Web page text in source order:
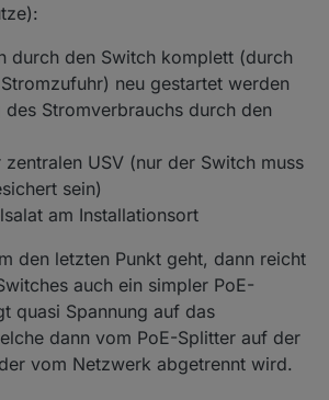
durch den Switch komplett (durch
neu gestartet werden
des Stromverbrauchs durch den
zentralen USV (nur der Switch muss
sein)
am Installationsort
den letzten Punkt geht, dann reicht
auch ein simpler PoE-
quasi Spannung auf das
dann vom PoE-Splitter auf der
vom Netzwerk abgetrennt wird.